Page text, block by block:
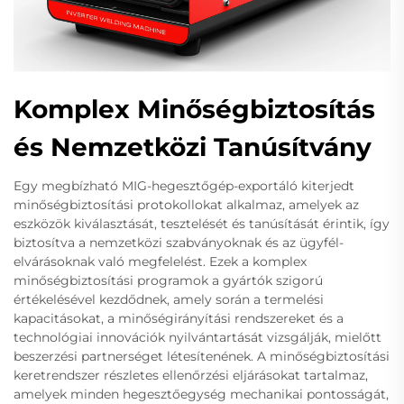
Komplex Minőségbiztosítás
és Nemzetközi Tanúsítvány
Egy megbízható MIG-hegesztőgép-exportáló kiterjedt
minőségbiztosítási protokollokat alkalmaz, amelyek az
eszközök kiválasztását, tesztelését és tanúsítását érintik, így
biztosítva a nemzetközi szabványoknak és az ügyfél-
elvárásoknak való megfelelést. Ezek a komplex
minőségbiztosítási programok a gyártók szigorú
értékelésével kezdődnek, amely során a termelési
kapacitásokat, a minőségirányítási rendszereket és a
technológiai innovációk nyilvántartását vizsgálják, mielőtt
beszerzési partnerséget létesítenének. A minőségbiztosítási
keretrendszer részletes ellenőrzési eljárásokat tartalmaz,
amelyek minden hegesztőegység mechanikai pontosságát,